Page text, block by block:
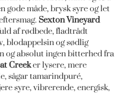
gode måde, brysk syre og let
Sexton Vineyard
af rødbede, fladtrådt
blodappelsin og sødlig
og absolut ingen bitterhed fra
Creeker lysere, mere
sågar tamarindpuré,
syre, vibrerende, energisk,